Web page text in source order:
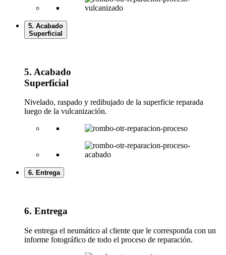
5. Acabado
Superficial
5. Acabado
Superficial
Nivelado, raspado y redibujado de la superficie reparada
luego de la vulcanización.
6. Entrega
6. Entrega
Se entrega el neumático al cliente que le corresponda con un
informe fotográfico de todo el proceso de reparación.